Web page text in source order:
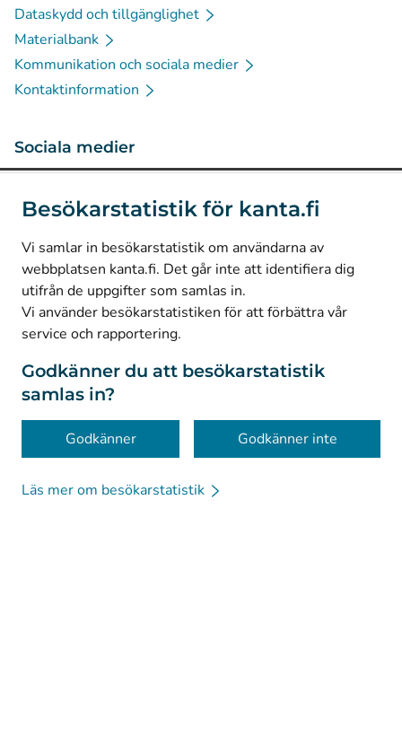
Besökarstatistik för kanta.fi
Vi samlar in besökarstatistik om användarna av
webbplatsen kanta.fi. Det går inte att identifiera dig
utifrån de uppgifter som samlas in.
Vi använder besökarstatistiken för att förbättra vår
service och rapportering.
Godkänner du att besökarstatistik
samlas in?
Godkänner Godkänner inte
Läs mer om besökarstatistik
Dataskydd och tillgänglighet
Materialbank
Kommunikation och sociala medier
Kontaktinformation
Sociala medier
LinkedIn(Avautuu uuteen välilehteen)
Facebook
Avautuu uuteen välilehteen)
© Kanta-Palvelut, Kansaneläkelaitos
Dataskydd
Om webbplatsen
Tillgänglighet
Kakor